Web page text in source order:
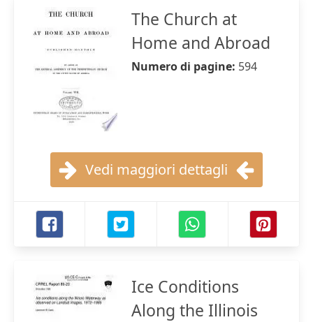
The Church at
Home and Abroad
Numero di pagine: 594
Vedi maggiori dettagli
Ice Conditions
Along the Illinois